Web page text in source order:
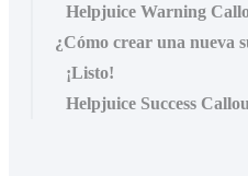
Helpjuice Warning
¿Cómo crear una nueva
¡Listo!
Helpjuice Success